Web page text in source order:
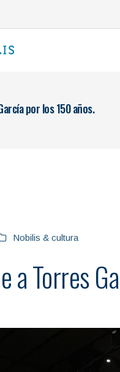
por los 150 años.
Nobilis & cultura
a Torres